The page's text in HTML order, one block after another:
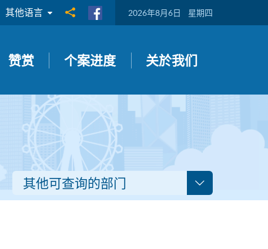
其他语言 分享到 2026年8月6日 星期四
赞赏 个案进度 关於我们
其他可查询的部门